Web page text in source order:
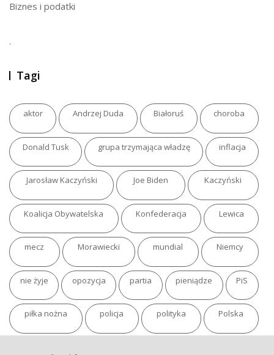
Biznes i podatki
.
Tagi
aktor Andrzej Duda Białoruś choroba
Donald Tusk grupa trzymająca władzę inflacja
Jarosław Kaczyński Joe Biden Kaczyński
Koalicja Obywatelska Konfederacja Lewica
mecz Morawiecki mundial Niemcy
nie żyje opozycja partia pieniądze PiS
piłka nożna policja polityka Polska